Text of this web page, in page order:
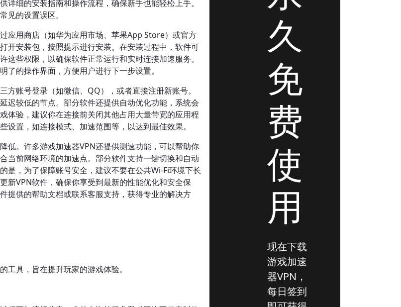
细的安装指南和操作流程，确保新手也能轻松上手。
见的设置误区。
应用商店（如华为应用市场、苹果App Store）或官方
开安装包，按照提示进行安装。在安装过程中，软件可
些权限，以确保软件正常运行和实时连接加速服务。
的操作界面，方便用户进行下一步设置。
账号登录（如微信、QQ），或者直接注册新账号。
迟较低的节点。部分软件还提供自动优化功能，系统会
体验，建议你在连接前关闭其他占用大量带宽的应用程
置，如连接模式、加速范围等，以达到最佳效果。
低。许多游戏加速器VPN还提供测速功能，可以帮助你
当前网络环境的加速点。部分软件支持一键切换和自动
是，为了保障账号安全，建议不要在公共Wi-Fi环境下长
新VPN软件，确保你享受到最新的性能优化和安全保
提供的帮助文档或联系客服支持，获得专业的解决方
工具，旨在提升玩家的游戏体验。
久
免
费
使
用
现在下载
游戏加速
器VPN，
每日签到